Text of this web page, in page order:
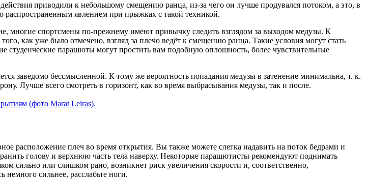
приводили к небольшому смещению ранца, из-за чего он лучше продувался потоком, а это, в
распространенным явлением при прыжках с такой техникой.
спортсмены по-прежнему имеют привычку следить взглядом за выходом медузы. К
как уже было отмечено, взгляд за плечо ведёт к смещению ранца. Такие условия могут стать
парашюты могут простить вам подобную оплошность, более чувствительные
заведомо бессмысленной. К тому же вероятность попадания медузы в затенение минимальна, т. к.
Лучше всего смотреть в горизонт, как во время выбрасывания медузы, так и после.
(фото Marat Leiras).
расположение плеч во время открытия. Вы также можете слегка надавить на поток бедрами и
голову и верхнюю часть тела наверху. Некоторые парашютисты рекомендуют поднимать
сильно или слишком рано, возникнет риск увеличения скорости и, соответственно,
немного сильнее, расслабьте ноги.